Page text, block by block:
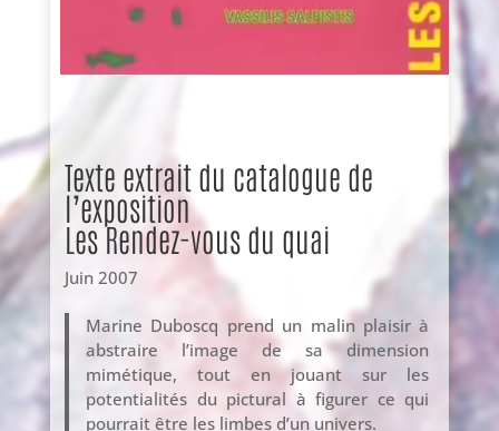
Texte extrait du catalogue de
l’exposition
Les Rendez-vous du quai
Juin 2007
Marine Duboscq prend un malin plaisir à
abstraire l’image de sa dimension
mimétique, tout en jouant sur les
potentialités du pictural à figurer ce qui
pourrait être les limbes d’un univers.